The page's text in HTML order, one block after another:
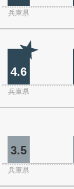
兵庫県
4.6
兵庫県
3.5
兵庫県